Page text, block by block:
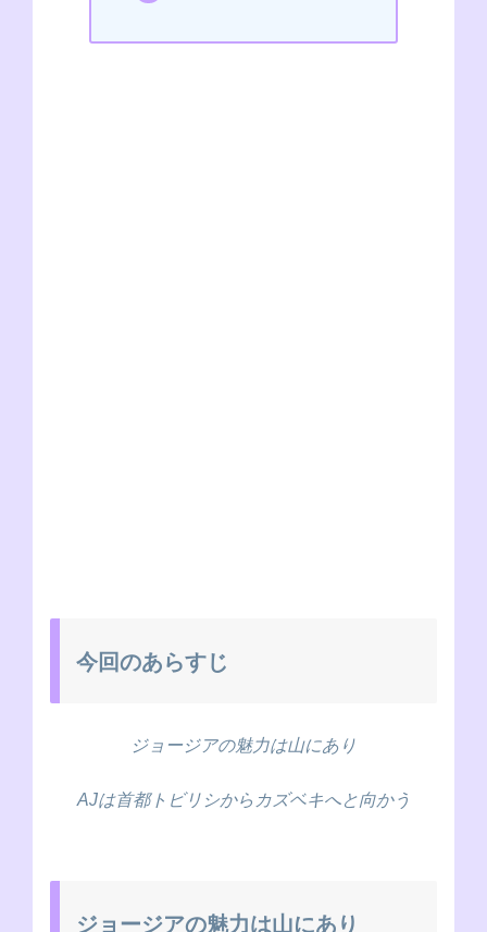
今回のあらすじ
ジョージアの魅力は山にあり
AJは首都トビリシからカズベキへと向かう
ジョージアの魅力は山にあり